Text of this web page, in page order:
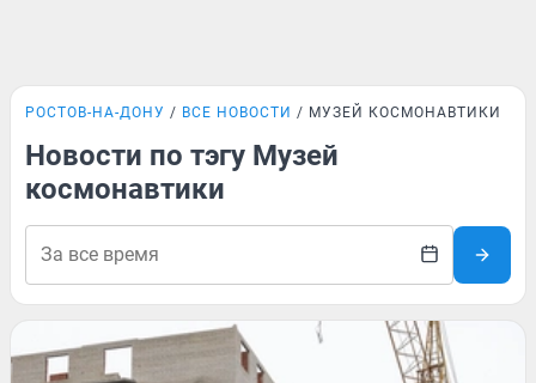
РОСТОВ-НА-ДОНУ ВСЕ НОВОСТИ МУЗЕЙ КОСМОНАВТИКИ
Новости по тэгу Музей
космонавтики